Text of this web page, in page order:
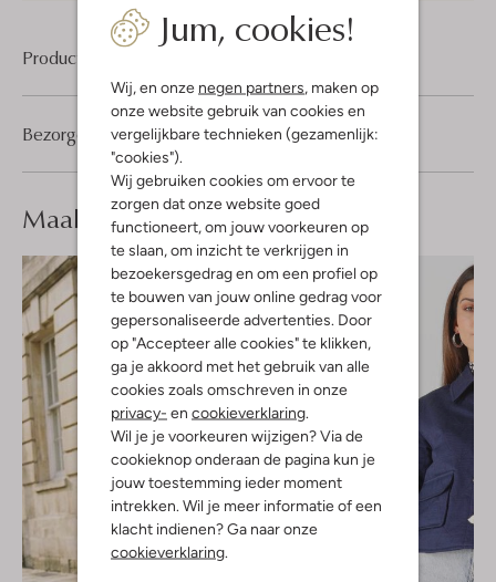
Jum, cookies!
Wij, en onze negen partners, maken op
onze website gebruik van cookies en
vergelijkbare technieken (gezamenlijk:
"cookies").
Wij gebruiken cookies om ervoor te
zorgen dat onze website goed
functioneert, om jouw voorkeuren op
te slaan, om inzicht te verkrijgen in
bezoekersgedrag en om een profiel op
te bouwen van jouw online gedrag voor
gepersonaliseerde advertenties. Door
op "Accepteer alle cookies" te klikken,
ga je akkoord met het gebruik van alle
cookies zoals omschreven in onze
privacy- en cookieverklaring.
Wil je je voorkeuren wijzigen? Via de
cookieknop onderaan de pagina kun je
jouw toestemming ieder moment
intrekken. Wil je meer informatie of een
klacht indienen? Ga naar onze
cookieverklaring.
Product informatie
Bezorgen & retourneren
Maak jelook compleet